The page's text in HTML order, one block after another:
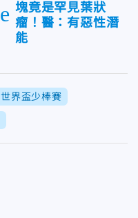
塊竟是罕見葉狀
瘤！醫：有惡性潛
能
界盃少棒賽